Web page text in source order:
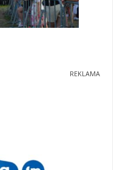
REKLAMA